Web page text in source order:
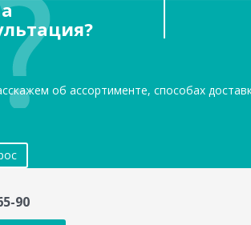
об ассортименте, способах
90